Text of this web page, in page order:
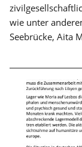
wie unter
Seebrücke, Aita